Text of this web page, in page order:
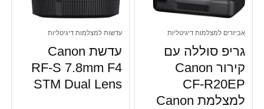
אביזרים למצלמות דיגיטליות
גריפ סוללה עם
קירור Canon
CF-R20EP
למצלמת Canon
עדשות למצלמות דיגיטליות
עדשת Canon
RF-S 7.8mm F4
STM Dual Lens